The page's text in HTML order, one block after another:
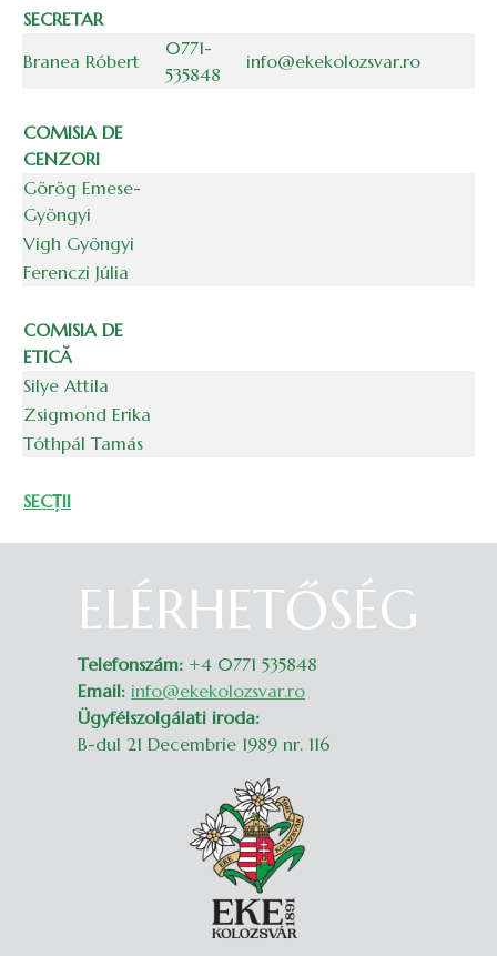
SECRETAR
Branea Róbert
0771-
535848
info@ekekolozsvar.ro
COMISIA DE
CENZORI
Görög Emese-
Gyöngyi
Vigh Gyöngyi
Ferenczi Júlia
COMISIA DE
ETICĂ
Silye Attila
Zsigmond Erika
Tóthpál Tamás
SECȚII
ELÉRHETŐSÉG
Telefonszám: +4 0771 535848
Email: info@ekekolozsvar.ro
Ügyfélszolgálati iroda:
B-dul 21 Decembrie 1989 nr. 116